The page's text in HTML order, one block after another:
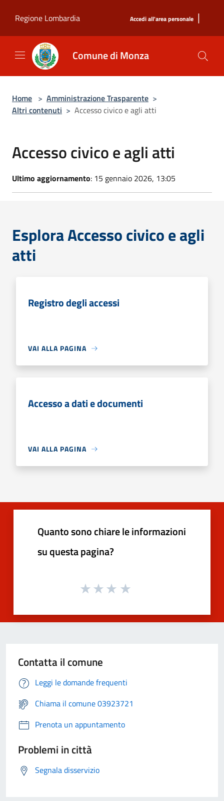
Regione Lombardia
Accedi all'area personale |
Comune di Monza
Home > Amministrazione Trasparente >
Altri contenuti > Accesso civico e agli atti
Accesso civico e agli atti
Ultimo aggiornamento: 15 gennaio 2026, 13:05
Esplora Accesso civico e agli
atti
Registro degli accessi
VAI ALLA PAGINA
Accesso a dati e documenti
VAI ALLA PAGINA
Quanto sono chiare le informazioni
su questa pagina?
Contatta il comune
Leggi le domande frequenti
Chiama il comune 03923721
Prenota un appuntamento
Problemi in città
Segnala disservizio